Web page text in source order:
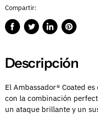
Compartir:
CompartirPublicarCompartirGuardar
Descripción
El Ambassador® Coated
con la combinación
un ataque brillante y un